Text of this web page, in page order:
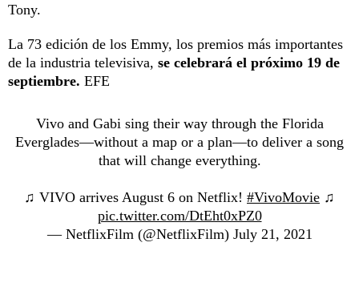
Tony.
La 73 edición de los Emmy, los premios más importantes
de la industria televisiva, se celebrará el próximo 19 de
septiembre. EFE
Vivo and Gabi sing their way through the Florida
Everglades—without a map or a plan—to deliver a song
that will change everything.
♫ VIVO arrives August 6 on Netflix! #VivoMovie ♫
pic.twitter.com/DtEht0xPZ0
— NetflixFilm (@NetflixFilm) July 21, 2021